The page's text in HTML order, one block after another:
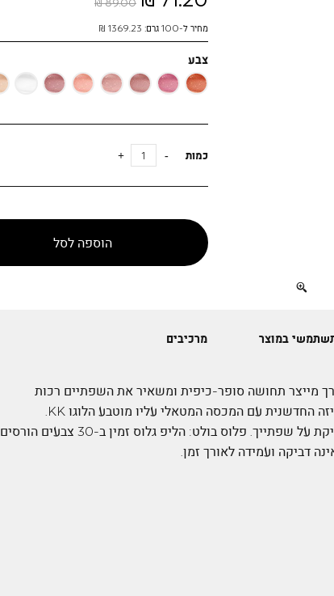
Full
89.00 ₪
מחיר ל-100 גרם: 1369.23 ₪
צבע
כמות
הוספה לסל
במוצר מרכיבים
מייצר תחושה סופר-כיפית ומשאיר את השפתיים רכות
האפליקטור הרך מעוצב כדי להגביר את הברק ולהבטיח מריחה מדויקת על שפתייך. פלוס בולט: הליפ גלוס זמין ב-30 צבעים הורסים
דביקה ועמידה לאורך זמן.